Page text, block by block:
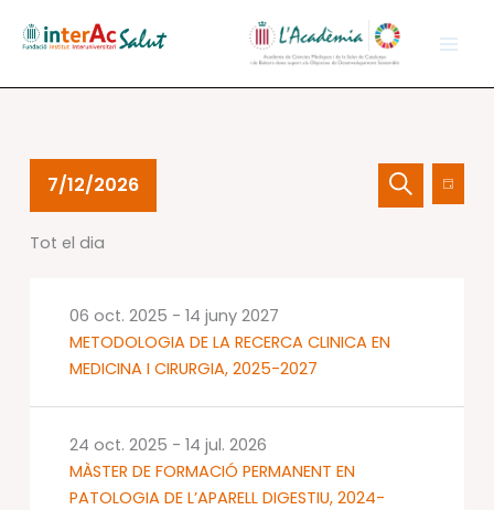
Esdeveniments
jul.
Navegació
visualCercade
Dia
7/12/2026
una
Tot el dia
METODOLOGIA DE LA RECERCA CLINICA EN
MEDICINA I CIRURGIA, 2025-2027
06 oct. 2025 - 14 juny 2027
MÀSTER DE FORMACIÓ PERMANENT EN
PATOLOGIA DE L’APARELL DIGESTIU, 2024-
24 oct. 2025 - 14 jul. 2026